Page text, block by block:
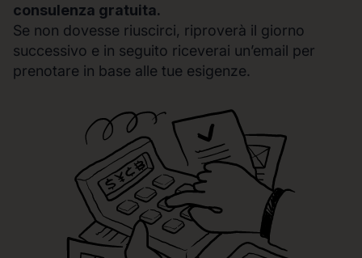
consulenza gratuita.
Se non dovesse riuscirci, riproverà il giorno
successivo e in seguito riceverai un’email per
prenotare in base alle tue esigenze.